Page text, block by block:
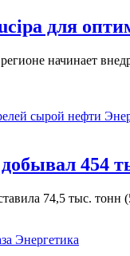
для
начинает
454
74,5 тыс. тонн
Энергетика